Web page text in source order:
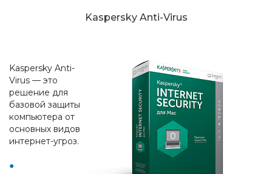
Kaspersky Anti-Virus
Kaspersky Anti-
Virus — это
решение для
базовой защиты
компьютера от
основных видов
интернет-угроз.